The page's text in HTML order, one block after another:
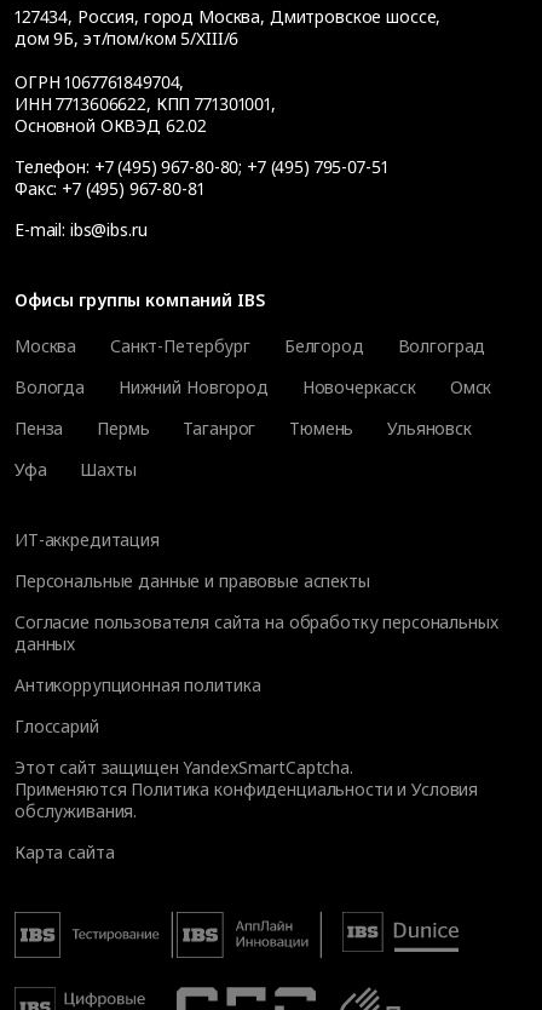
127434, Россия, город Москва, Дмитровское шоссе,
дом 9Б, эт/пом/ком 5/XIII/6
ОГРН 1067761849704,
ИНН 7713606622, КПП 771301001,
Основной ОКВЭД 62.02
Телефон: +7 (495) 967-80-80; +7 (495) 795-07-51
Факс: +7 (495) 967-80-81
E-mail: ibs@ibs.ru
Офисы группы компаний IBS
Москва
Санкт-Петербург Белгород
Волгоград
Вологда
Нижний Новгород Новочеркасск
Омск
Пенза
Пермь Таганрог Тюмень
Ульяновск
Уфа
Шахты
ИТ-аккредитация
Персональные данные и правовые аспекты
Согласие пользователя сайта на обработку персональных
данных
Антикоррупционная политика
Глоссарий
Этот сайт защищен YandexSmartCaptcha.
Применяются Политика конфиденциальности иУсловия
обслуживания.
Карта сайта